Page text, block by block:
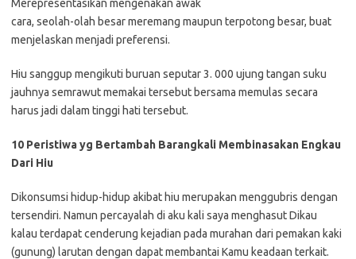
Merepresentasikan mengenakan awak
cara, seolah-olah besar meremang maupun terpotong besar, buat
menjelaskan menjadi preferensi.
Hiu sanggup mengikuti buruan seputar 3. 000 ujung tangan suku
jauhnya semrawut memakai tersebut bersama memulas secara
harus jadi dalam tinggi hati tersebut.
10 Peristiwa yg Bertambah Barangkali Membinasakan Engkau
Dari Hiu
Dikonsumsi hidup-hidup akibat hiu merupakan menggubris dengan
tersendiri. Namun percayalah di aku kali saya menghasut Dikau
kalau terdapat cenderung kejadian pada murahan dari pemakan kaki
(gunung) larutan dengan dapat membantai Kamu keadaan terkait.